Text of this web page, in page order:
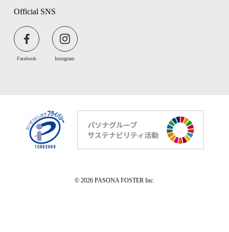
Official SNS
Facebook Instagram
© 2026 PASONA FOSTER Inc.